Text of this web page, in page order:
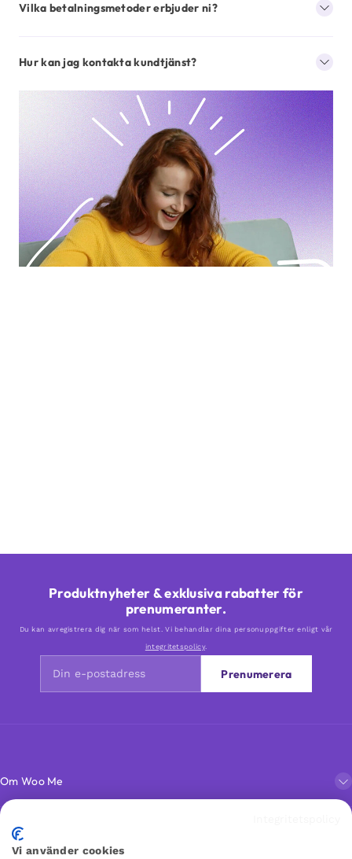
Vilka betalningsmetoder erbjuder ni?
Hur kan jag kontakta kundtjänst?
Produktnyheter & exklusiva rabatter för
prenumeranter.
Du kan avregistrera dig när som helst. Vi behandlar dina personuppgifter enligt vår
integritetspolicy.
Prenumerera
Om Woo Me
Kundservice
Vi använder cookies